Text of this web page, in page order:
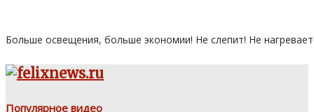
Больше освещения, больше экономии! Не слепит! Не
Популярное видео